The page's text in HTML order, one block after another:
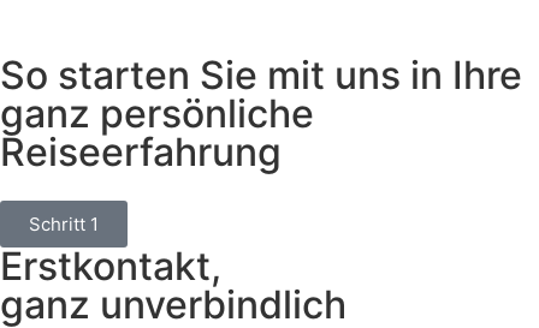
So starten Sie mit uns in Ihre
ganz persönliche
Reiseerfahrung
Schritt 1
Erstkontakt,
ganz unverbindlich